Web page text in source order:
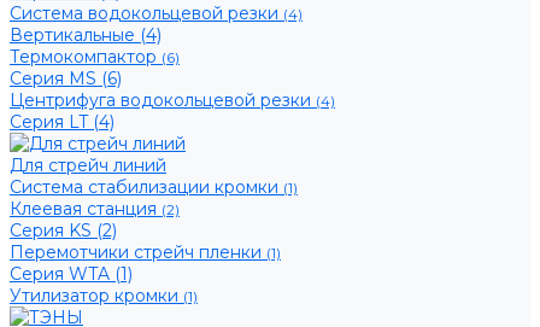
Система водокольцевой резки (4)
Вертикальные (4)
Термокомпактор (6)
Серия MS (6)
Центрифуга водокольцевой резки (4)
Серия LT (4)
Для стрейч линий
Система стабилизации кромки (1)
Клеевая станция (2)
Серия KS (2)
Перемотчики стрейч пленки (1)
Серия WTA (1)
Утилизатор кромки (1)